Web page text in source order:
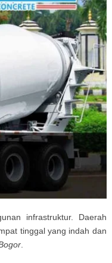
infrastruktur. Daerah
tinggal yang indah dan
.